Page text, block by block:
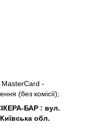
MasterCard -
(без комісії);
БАР : вул.
обл.